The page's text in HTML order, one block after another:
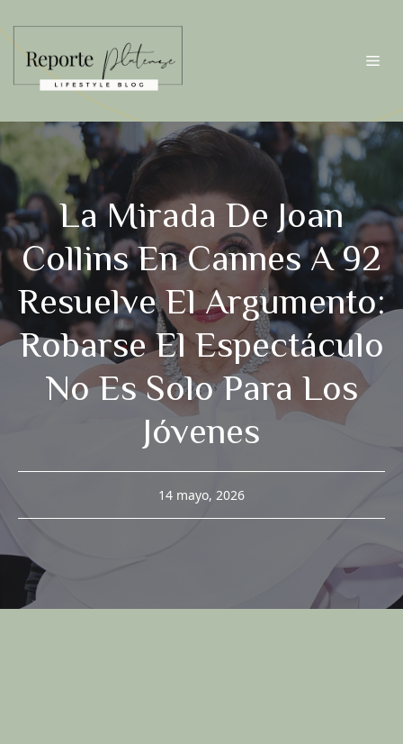
contenido
La Mirada De Joan
Collins En Cannes A 92
Resuelve El Argumento:
Robarse El Espectáculo
No Es Solo Para Los
Jóvenes
14 mayo, 2026